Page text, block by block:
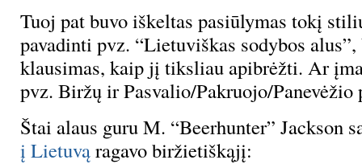
Tuoj pat buvo iškeltas pasiūlymas tokį
pavadinti pvz. “Lietuviškas sodybos
klausimas, kaip jį tiksliau apibrėžti. Ar
pvz. Biržų ir Pasvalio/Pakruojo/Panevėžio
Štai alaus guru M. “Beerhunter” Jackson
į Lietuvąragavo biržietiškąjį: